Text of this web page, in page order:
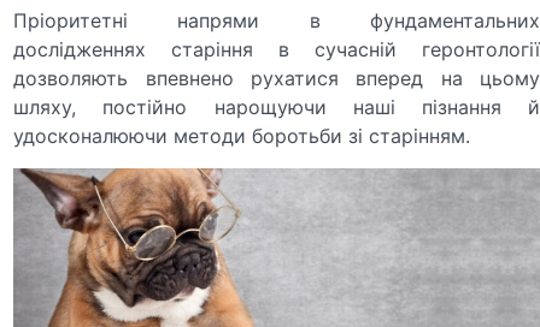
Пріоритетні напрями в фундаментальних
дослідженнях старіння в сучасній геронтології
дозволяють впевнено рухатися вперед на цьому
шляху, постійно нарощуючи наші пізнання й
удосконалюючи методи боротьби зі старінням.